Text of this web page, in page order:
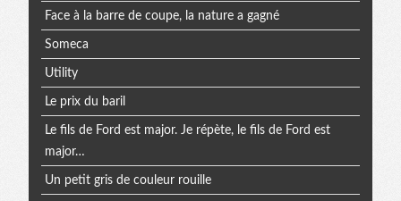
Face à la barre de coupe, la nature a gagné
Someca
Utility
Le prix du baril
Le fils de Ford est major. Je répète, le fils de Ford est
major…
Un petit gris de couleur rouille